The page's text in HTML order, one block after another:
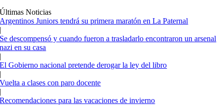
Últimas Noticias
Argentinos Juniors tendrá su primera maratón en La Paternal
|
Se descompensó y cuando fueron a trasladarlo encontraron un arsenal
nazi en su casa
|
El Gobierno nacional pretende derogar la ley del libro
|
Vuelta a clases con paro docente
|
Recomendaciones para las vacaciones de invierno